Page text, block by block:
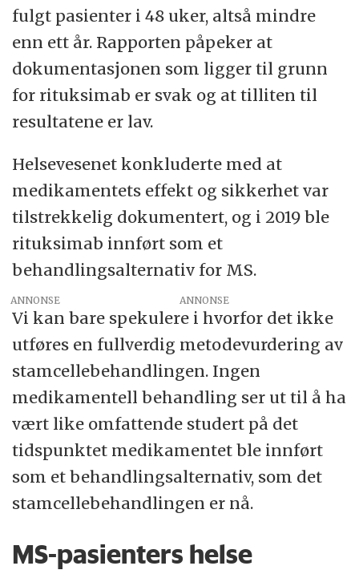
fulgt pasienter i 48 uker, altså mindre
enn ett år. Rapporten påpeker at
dokumentasjonen som ligger til grunn
for rituksimab er svak og at tilliten til
resultatene er lav.
Helsevesenet konkluderte med at
medikamentets effekt og sikkerhet var
tilstrekkelig dokumentert, og i 2019 ble
rituksimab innført som et
behandlingsalternativ for MS.
ANNONSE
Vi kan bare spekulere i hvorfor det ikke
utføres en fullverdig metodevurdering av
stamcellebehandlingen. Ingen
medikamentell behandling ser ut til å ha
vært like omfattende studert på det
tidspunktet medikamentet ble innført
som et behandlingsalternativ, som det
stamcellebehandlingen er nå.
MS-pasienters helse